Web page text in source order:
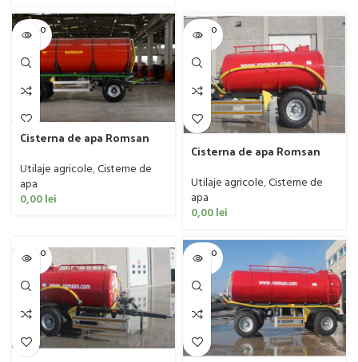
SOLD O
UT
Cisterna de apa Romsan
Utilaje agricole,Cisterne de
apa
0,00lei
SOLD O
UT
Cisterna de apa Romsan
Utilaje agricole,Cisterne de
apa
0,00lei
SOLD O
UT
SOLD O
UT